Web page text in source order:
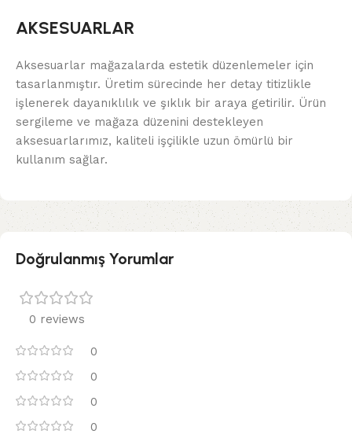
AKSESUARLAR
Aksesuarlar mağazalarda estetik düzenlemeler için
tasarlanmıştır. Üretim sürecinde her detay titizlikle
işlenerek dayanıklılık ve şıklık bir araya getirilir. Ürün
sergileme ve mağaza düzenini destekleyen
aksesuarlarımız, kaliteli işçilikle uzun ömürlü bir
kullanım sağlar.
Doğrulanmış Yorumlar
0 reviews
0
0
0
0